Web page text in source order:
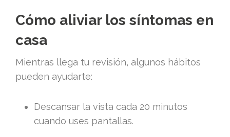
Cómo aliviar los síntomas en
casa
Mientras llega tu revisión, algunos hábitos
pueden ayudarte:
Descansar la vista cada 20 minutos
cuando uses pantallas.